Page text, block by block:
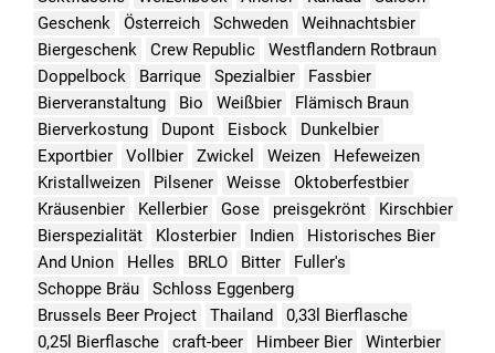
Geschenk
Österreich Schweden
Weihnachtsbier
Biergeschenk
Crew Republic
Westflandern Rotbraun
Doppelbock
Barrique Spezialbier
Fassbier
Bierveranstaltung
Bio Weißbier
Flämisch Braun
Bierverkostung
Dupont Eisbock
Dunkelbier
Exportbier
Vollbier Zwickel Weizen
Hefeweizen
Kristallweizen
Pilsener Weisse
Oktoberfestbier
Kräusenbier
Kellerbier Gose preisgekrönt
Kirschbier
Bierspezialität
Klosterbier Indien
Historisches Bier
And Union
Helles BRLO Bitter
Fuller's
Schoppe Bräu
Schloss Eggenberg
Brussels Beer Project
Thailand
0,33l Bierflasche
0,25l Bierflasche
craft-beer Himbeer Bier
Winterbier